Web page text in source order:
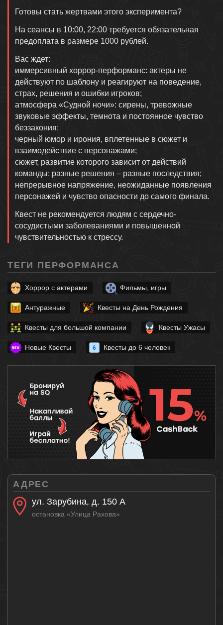
Готовы стать жертвами этого эксперимента?
На сеансы в 10:00, 22:00 требуется обязательная
предоплата в размере 1000 рублей.
Вас ждет:
иммерсивный хоррор-перформанс: актеры не
действуют по шаблону и реагируют на поведение,
страх, решения и ошибки игроков;
атмосфера «Судной ночи»: сирены, тревожные
звуковые эффекты, темнота и постоянное чувство
беззакония;
черный юмор и ирония, вплетенные в сюжет и
взаимодействие с персонажами;
сюжет, развитие которого зависит от действий
команды: разные решения – разные последствия;
непрерывное напряжение, неожиданные появления
персонажей и чувство опасности до самого финала.
Квест не рекомендуется людям с сердечно-
сосудистыми заболеваниями и повышенной
чувствительностью к стрессу.
ТЕГИ ПЕРФОРМАНСА
Хоррор с актерами Фильмы, игры
Антуражные Квесты на День Рождения
Квесты для большой компании Квесты Ужасы
Новые Квесты Квесты до 6 человек
АДРЕС
ул. Зарубина, д. 150 А
остановка «Улица Рахова»